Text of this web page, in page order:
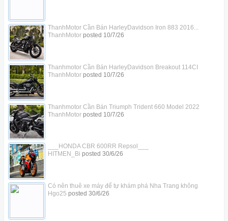
ThanhMotor Cần Bán HarleyDavidson Iron 883 2016...
ThanhMotorposted 10/7/26
Thanhmotor Cần Bán HarleyDavidson Breakout 114CI
ThanhMotorposted 10/7/26
Thanhmotor Cần Bán Triumph Trident 660 Model 2022
ThanhMotorposted 10/7/26
___HONDA CBR 600RR Repsol___
HITMEN_Bi posted 30/6/26
Có nên thuê xe máy để tự khám phá Nha Trang không
Hgo25 posted 30/6/26